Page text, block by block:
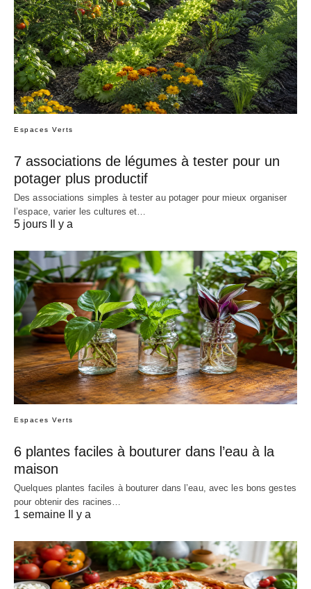
Espaces Verts
7 associations de légumes à tester pour un
potager plus productif
Des associations simples à tester au potager pour mieux organiser
l’espace, varier les cultures et…
5 jours Il y a
Espaces Verts
6 plantes faciles à bouturer dans l’eau à la
maison
Quelques plantes faciles à bouturer dans l’eau, avec les bons gestes
pour obtenir des racines…
1 semaine Il y a